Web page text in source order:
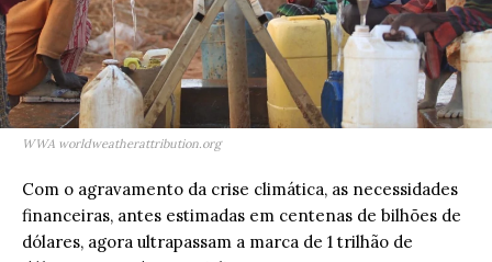
WWA worldweatherattribution.org
Com o agravamento da crise climática, as necessidades
financeiras, antes estimadas em centenas de bilhões de
dólares, agora ultrapassam a marca de 1 trilhão de